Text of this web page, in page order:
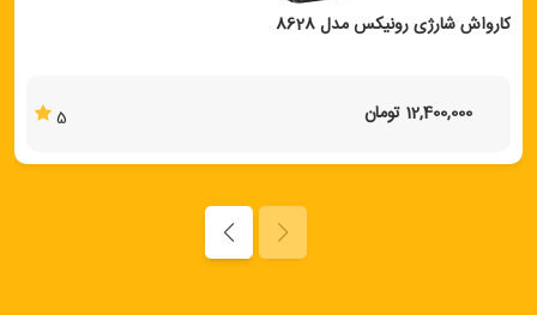
کارواش شارژی رونیکس مدل 8628
12,400,000 تومان 5